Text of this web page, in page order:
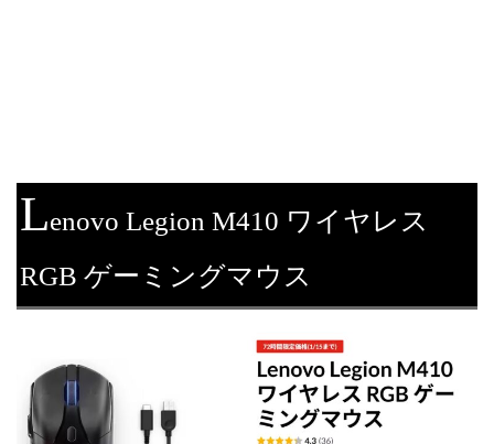
Lenovo Legion M410 ワイヤレス
RGB ゲーミングマウス